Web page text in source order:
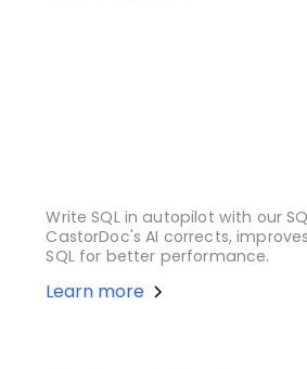
Write SQL in autopilot with our
CastorDoc's AI corrects,
SQL for better performance.
Learn more